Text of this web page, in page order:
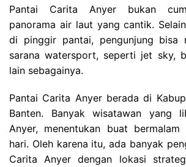
Pantai Carita Anyer bukan
panorama air laut yang cantik.
di pinggir pantai, pengunjung bisa
sarana watersport, seperti jet sky,
lain sebagainya.
Pantai Carita Anyer berada di
Banten. Banyak wisatawan yang
Anyer, menentukan buat bermalam
hari. Oleh karena itu, ada banyak
Carita Anyer dengan lokasi